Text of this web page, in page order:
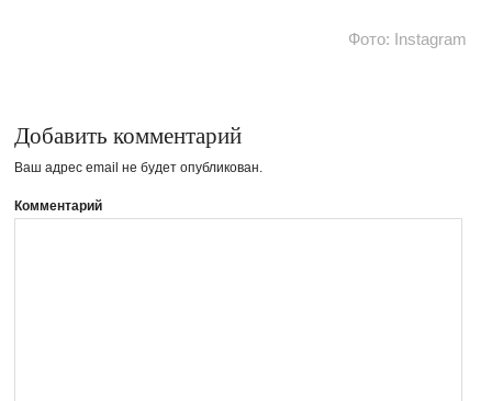
Фото: Instagram
Добавить комментарий
Ваш адрес email не будет опубликован.
Комментарий